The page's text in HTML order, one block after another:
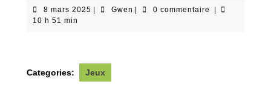
8 mars 2025 8| Gwen Gwen
| 0 commentaire
|
10 h 51 min
Categories: Jeux